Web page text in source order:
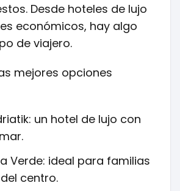
Desde hoteles de lujo
económicos, hay algo
de viajero.
mejores opciones
un hotel de lujo con
Verde: ideal para familias
centro.